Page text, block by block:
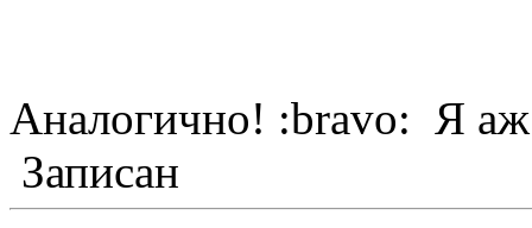
Аналогично! :bravo: Я аж
Записан